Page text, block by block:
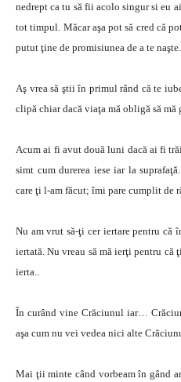
nedrept ca tu să fii acolo singur si eu
tot timpul. Măcar aşa pot să cred că
putut ţine de promisiunea de a te naşte.
Aş vrea să ştii în primul rând că te
clipă chiar dacă viaţa mă obligă să
Acum ai fi avut două luni dacă ai fi
simt cum durerea iese iar la
care ţi l-am făcut; îmi pare cumplit de
Nu am vrut să-ţi cer iertare pentru că
iertată. Nu vreau să mă ierţi pentru
ierta..
În curând vine Crăciunul iar…
aşa cum nu vei vedea nici alte
Mai ţii minte când vorbeam în gând